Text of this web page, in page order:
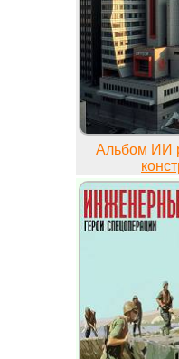
Альбом ИИ